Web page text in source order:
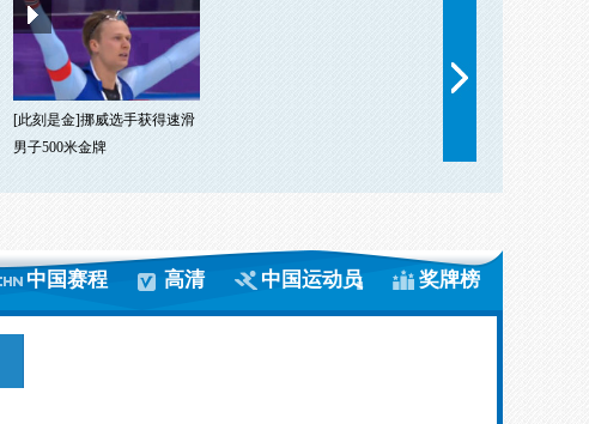
[此刻是金]挪威选手获得速滑
男子500米金牌
中国赛程 高清 中国运动员 奖牌榜